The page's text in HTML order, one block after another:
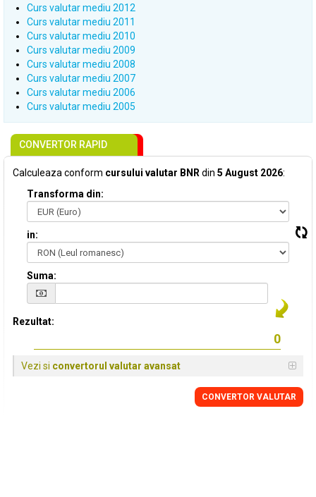
Curs valutar mediu 2012
Curs valutar mediu 2011
Curs valutar mediu 2010
Curs valutar mediu 2009
Curs valutar mediu 2008
Curs valutar mediu 2007
Curs valutar mediu 2006
Curs valutar mediu 2005
CONVERTOR RAPID
Calculeaza conform cursului valutar BNR din 5 August 2026:
Transforma din:
in:
Suma:
Rezultat:
Vezi si convertorul valutar avansat
CONVERTOR VALUTAR